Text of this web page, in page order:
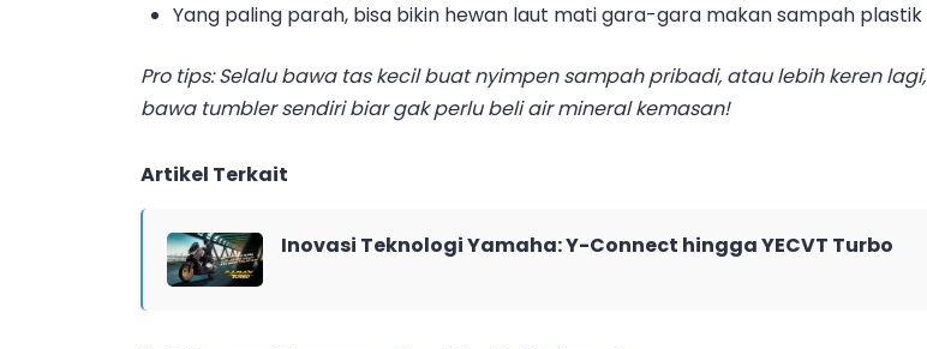
Yang paling parah, bisa bikin hewan laut mati gara-gara makan sampah plastik
Pro tips: Selalu bawa tas kecil buat nyimpen sampah pribadi, atau lebih keren lagi,
bawa tumbler sendiri biar gak perlu beli air mineral kemasan!
Artikel Terkait
Inovasi Teknologi Yamaha: Y-Connect hingga YECVT Turbo